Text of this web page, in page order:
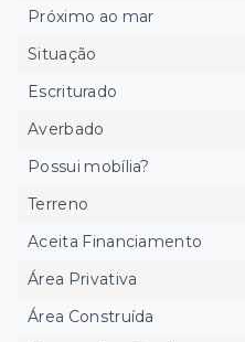
Próximo ao mar
Situação
Escriturado
Averbado
Possui mobília?
Terreno
Aceita Financiamento
Área Privativa
Área Construída